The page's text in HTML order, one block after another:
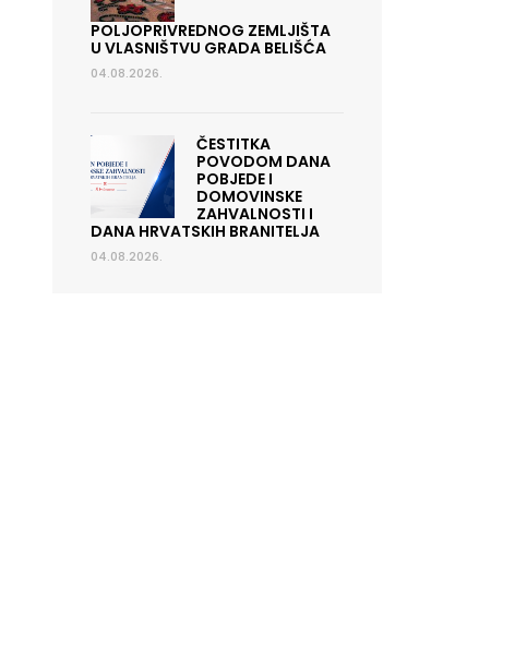
POLJOPRIVREDNOG ZEMLJIŠTA
U VLASNIŠTVU GRADA BELIŠĆA
04.08.2026.
ČESTITKA
POVODOM DANA
POBJEDE I
DOMOVINSKE
ZAHVALNOSTI I
DANA HRVATSKIH BRANITELJA
04.08.2026.